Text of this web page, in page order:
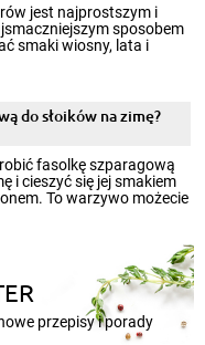
jest najprostszym i
sposobem
smaki wiosny, lata i
nimi oko w sezonie
cieplejszych
słoików ze
zachować świeżość
do słoików na zimę?
fasolkę szparagową
i cieszyć się jej smakiem
To warzywo możecie
przepisy i porady